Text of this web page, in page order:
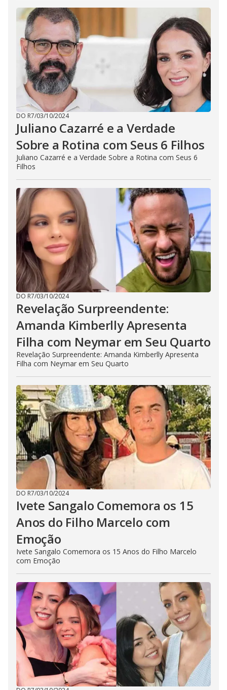
DO R7/03/10/2024
Juliano Cazarré e a Verdade
Sobre a Rotina com Seus 6 Filhos
Juliano Cazarré e a Verdade Sobre a Rotina com Seus 6
Filhos
DO R7/03/10/2024
Revelação Surpreendente:
Amanda Kimberlly Apresenta
Filha com Neymar em Seu Quarto
Revelação Surpreendente: Amanda Kimberlly Apresenta
Filha com Neymar em Seu Quarto
DO R7/03/10/2024
Ivete Sangalo Comemora os 15
Anos do Filho Marcelo com
Emoção
Ivete Sangalo Comemora os 15 Anos do Filho Marcelo
com Emoção